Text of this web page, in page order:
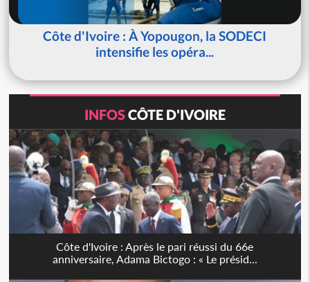
Côte d'Ivoire : À Yopougon, la SODECI
intensifie les opéra...
INFOSCÔTE D'IVOIRE
Côte d'Ivoire : Après le pari réussi du 66e
anniversaire, Adama Bictogo : « Le présid...